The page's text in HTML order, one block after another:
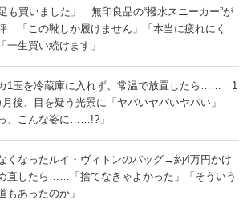
足も買いました」 無印良品の“撥水スニーカー”が
「この靴しか履けません」「本当に疲れにく
一生買い続けます」
1玉を冷蔵庫に入れず、常温で放置したら…… 1
後、目を疑う光景に「ヤバいヤバいヤバい」
、こんな姿に……!?」
くなったルイ・ヴィトンのバッグ→約4万円かけ
直したら……「捨てなきゃよかった」「そういう
もあったのか」